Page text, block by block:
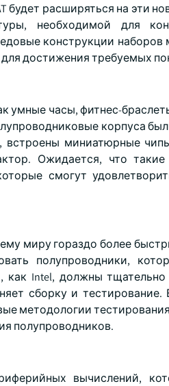
будет расширяться на эти
необходимой для
конструкции
достижения требуемых
умные часы, фитнес-
корпуса
встроены миниатюрные
Ожидается, что
смогут
миру гораздо более
полупроводники,
как Intel, должны
сборку и тестирование.
методологии
полупроводников.
вычислений,